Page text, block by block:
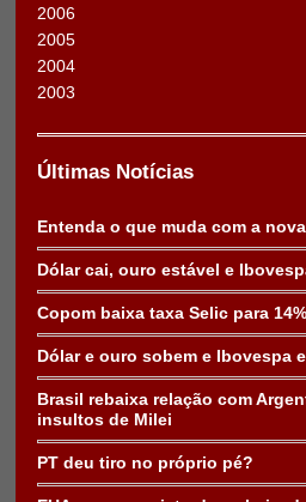
2006
2005
2004
2003
Últimas Notícias
Entenda o que muda com a
Dólar cai, ouro estável e
Copom baixa taxa Selic para
Dólar e ouro sobem e Ibovespa
Brasil rebaixa relação com
insultos de Milei
PT deu tiro no próprio pé?